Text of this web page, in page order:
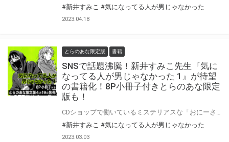
#新井すみこ #気になってる人が男じゃなかった
2023.04.18
とらのあな限定版 書籍
SNSで話題沸騰！新井すみこ先生『気に
なってる人が男じゃなかった 1』が待望
の書籍化！8P小冊子付きとらのあな限定
版も！
#新井すみこ #気になってる人が男じゃなかった
2023.03.03